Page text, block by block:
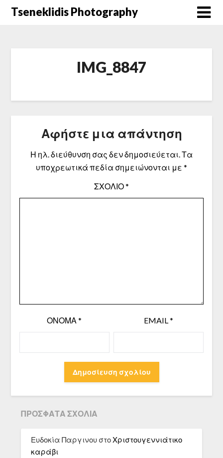
Μετάβαση
Tseneklidis Photography
IMG_8847
Αφήστε μια απάντηση
Η ηλ. διεύθυνση σας δεν δημοσιεύεται.Τα
υποχρεωτικά πεδία σημειώνονται με *
ΣΧΌΛΙΟ*
ΌΝΟΜΑ* EMAIL*
ΠΡΌΣΦΑΤΑ ΣΧΌΛΙΑ
Ευδοκία Παργινου στοΧριστουγεννιάτικο
καράβι